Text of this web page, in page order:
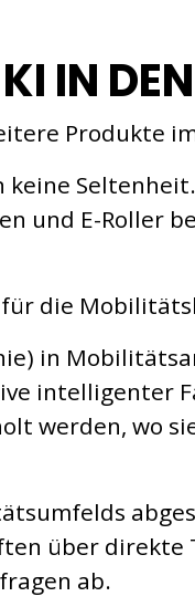
IN
Produkte
und E-Roller
die
in
intelligenter
werden, wo
über direkte
ab.